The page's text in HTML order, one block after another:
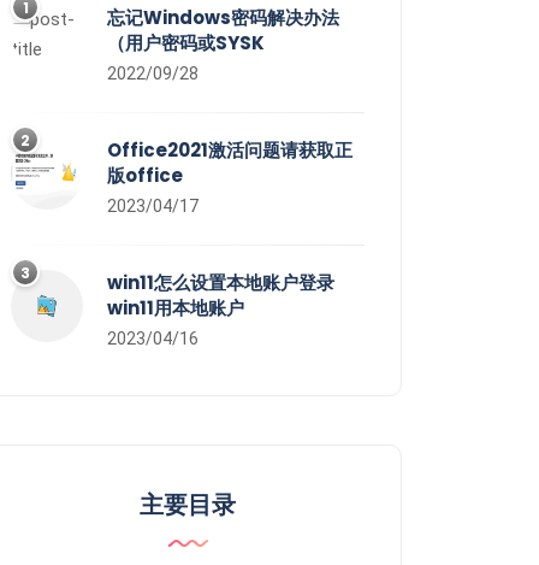
1
忘记Windows密码解决办法
（用户密码或SYSK
2022/09/28
2
Office2021激活问题请获取正
版office
2023/04/17
3
win11怎么设置本地账户登录
win11用本地账户
2023/04/16
主要目录